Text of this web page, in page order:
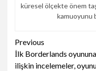
küresel ölçekte önem
kamuoyunu
Continue
Reading
Previous
İlk Borderlands oyununa
ilişkin incelemeler,